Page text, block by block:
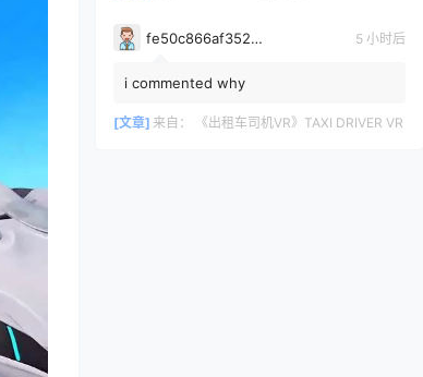
fe50c866af35290a170a6675cb0d97d11678 5 小时后
i commented why
[文章] 来自： 《出租车司机VR》TAXI DRIVER VR